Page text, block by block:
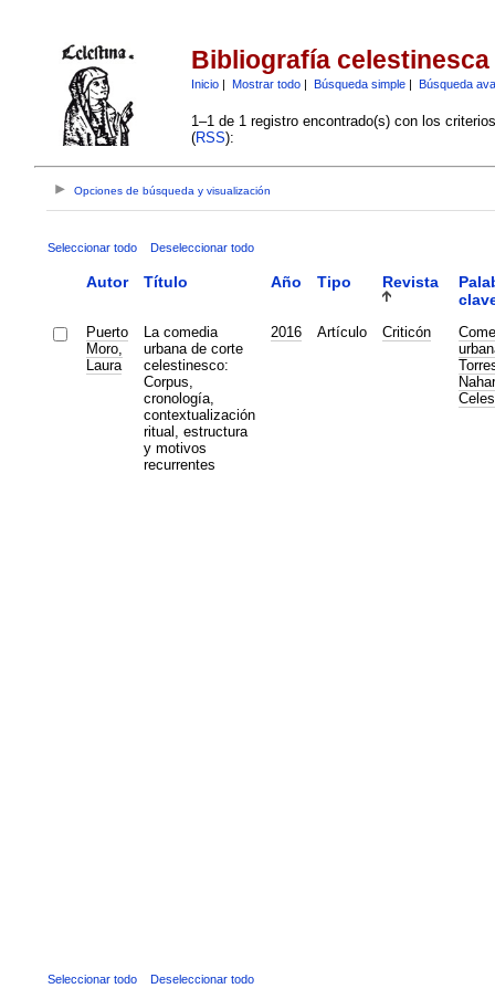
Bibliografía celestinesca
Inicio| Mostrar todo| Búsqueda simple| Búsqueda
1–1 de 1 registro encontrado(s) con los
(RSS):
Opciones de búsqueda y visualización
Seleccionar todo Deseleccionar todo
Autor Título Año Tipo Revista
Puerto
Moro,
Laura
La comedia
urbana de corte
celestinesco:
Corpus,
cronología,
contextualización
ritual, estructura
y motivos
recurrentes
2016 Artículo Criticón
Seleccionar todo Deseleccionar todo